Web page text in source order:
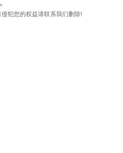
犯您的权益请联系我们删除!